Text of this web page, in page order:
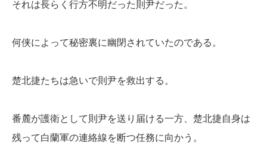
それは長らく行方不明だった則尹だった。
何侠によって秘密裏に幽閉されていたのである。
楚北捷たちは急いで則尹を救出する。
番麓が護衛として則尹を送り届ける一方、楚北捷自身は
残って白蘭軍の連絡線を断つ任務に向かう。